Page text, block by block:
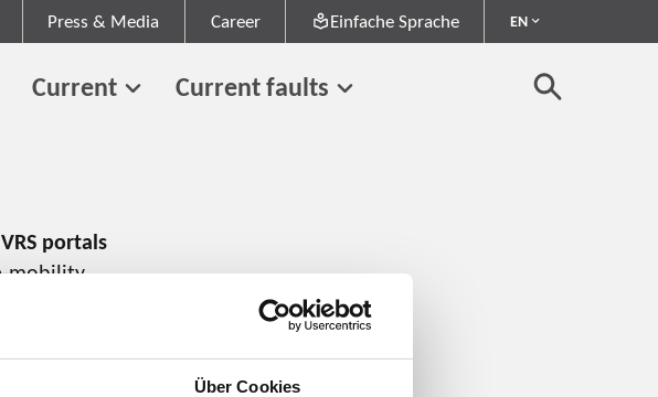
Über Cookies
Press & Media Career Einfache Sprache EN
Current Current faults
mobility